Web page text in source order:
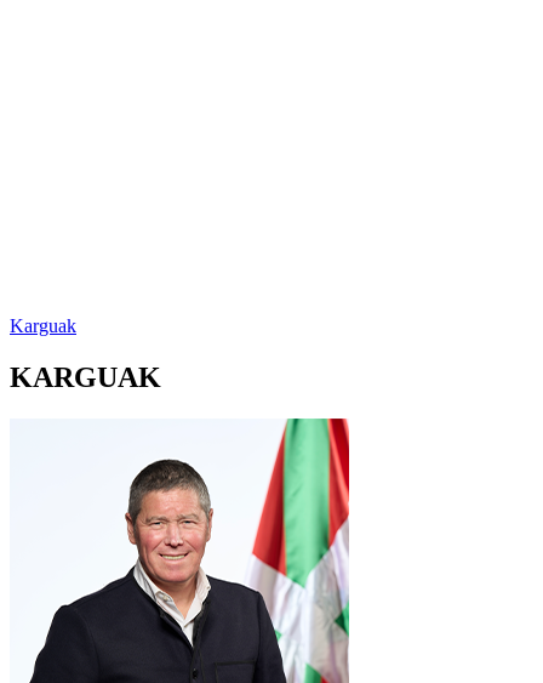
Karguak
KARGUAK